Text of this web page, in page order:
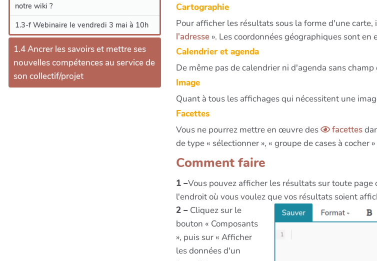
notre wiki ?
1.3-f Webinaire le vendredi 3 mai à 10h
1.4 Ancrer les savoirs et mettre ses
nouvelles compétences au service de
son collectif/projet
Cartographie
Pour afficher les résultats sous la forme d'une
l'adresse ». Les coordonnées géographiques sont
Calendrier et agenda
De même pas de calendrier ni d'agenda sans champ
Image
Quant à tous les affichages qui nécessitent une
Facettes
Vous ne pourrez mettre en œuvre des
facettes
de type « sélectionner », « groupe de cases à cocher
Comment faire
1 –Vous pouvez afficher les résultats sur toute page
l'endroit où vous voulez que vos résultats soient
2 – Cliquez sur le
bouton « Composants
», puis sur « Afficher
les données d'un